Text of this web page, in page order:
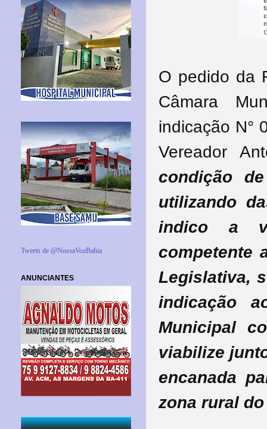
O pedido da
Câmara
indicação N°
Vereador
condição
utilizando
indico a
competente
Legislativa,
indicação
Municipal
viabilize
encanada
zona rural
Tweets de @NossaVozBahia
ANUNCIANTES